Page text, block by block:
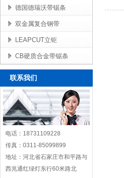
德国德瑞沃带锯条
双金属复合钢带
LEAPCUT立钜
CB硬质合金带锯条
联系我们
电话：18731109228
传真：0311-85099899
地址：河北省石家庄市和平路与
西兆通红绿灯东行60米路北